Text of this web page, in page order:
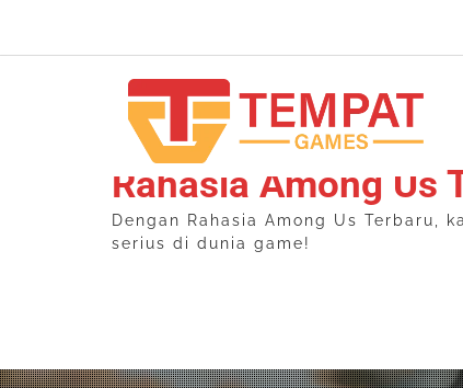
content
Rahasia Among Us
Dengan Rahasia Among Us
serius di dunia game!